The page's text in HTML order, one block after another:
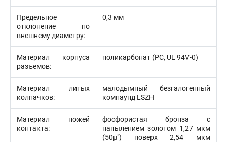
Предельное
отклонение по
внешнему диаметру:
0,3 мм
Материал корпуса
разъемов:
поликарбонат (PC, UL 94V-0)
Материал литых
колпачков:
малодымный безгалогенный
компаунд LSZH
Материал ножей
контакта:
фосфористая бронза с
напылением золотом 1,27 мкм
(50µ") поверх 2,54 мкм